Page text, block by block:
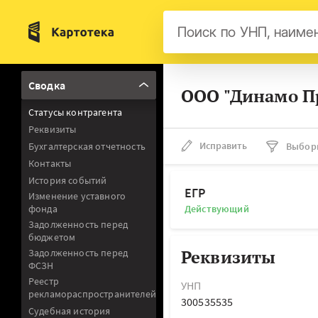
Сводка
Статусы контрагента
Реквизиты
Бухгалтерская отчетность
Контакты
История событий
Изменение уставного
фонда
Задолженность перед
бюджетом
Задолженность перед
ФСЗН
Реестр
рекламораспространителей
Судебная история
ООО "Динамо
Исправить
ЕГР
Действующий
Реквизиты
УНП
300535535